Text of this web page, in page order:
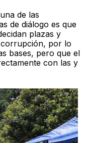
de las
de diálogo es que
plazas y
corrupción, por lo
bases, pero que el
con las y